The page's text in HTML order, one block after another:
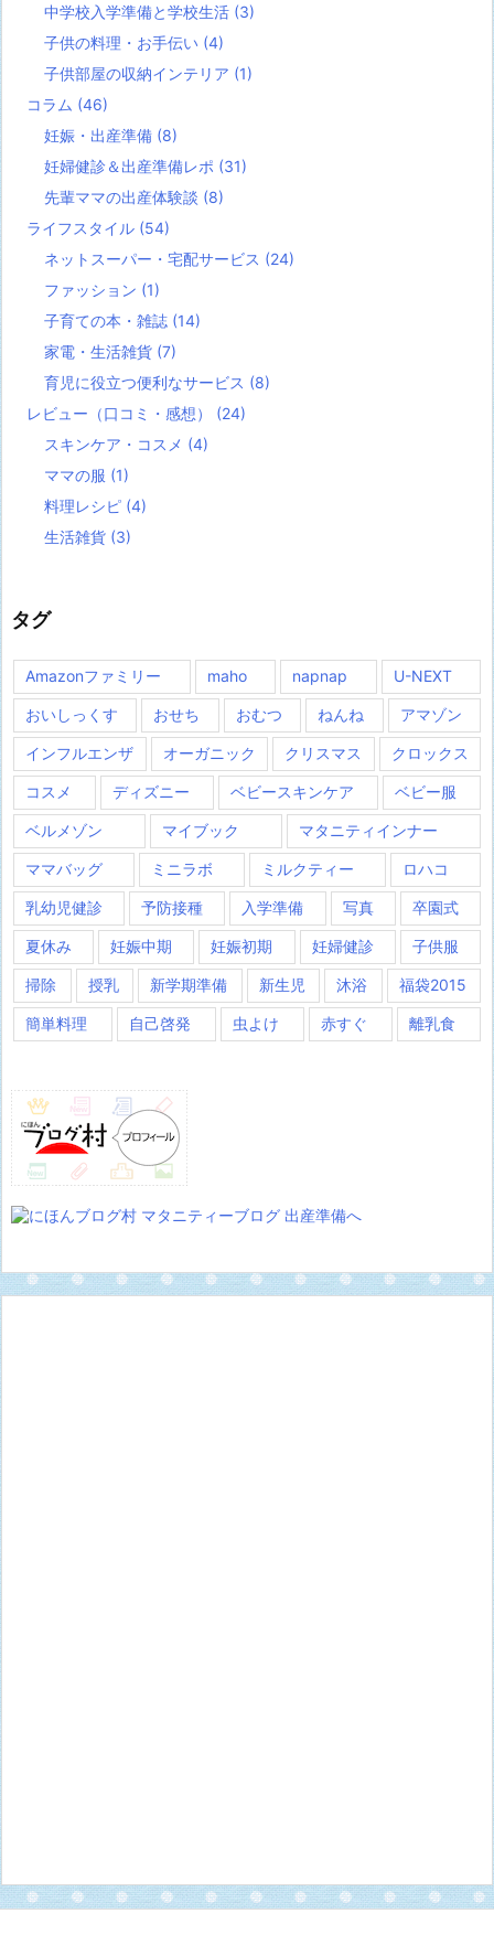
中学校入学準備と学校生活 (3)
子供の料理・お手伝い (4)
子供部屋の収納インテリア (1)
コラム (46)
妊娠・出産準備 (8)
妊婦健診＆出産準備レポ (31)
先輩ママの出産体験談 (8)
ライフスタイル (54)
ネットスーパー・宅配サービス (24)
ファッション (1)
子育ての本・雑誌 (14)
家電・生活雑貨 (7)
育児に役立つ便利なサービス (8)
レビュー（口コミ・感想） (24)
スキンケア・コスメ (4)
ママの服 (1)
料理レシピ (4)
生活雑貨 (3)
タグ
Amazonファミリー maho napnap U-NEXT
おいしっくす おせち おむつ ねんね アマゾン
インフルエンザ オーガニック クリスマス クロックス
コスメ ディズニー ベビースキンケア ベビー服
ベルメゾン マイブック マタニティインナー
ママバッグ ミニラボ ミルクティー ロハコ
乳幼児健診 予防接種 入学準備 写真 卒園式
夏休み 妊娠中期 妊娠初期 妊婦健診 子供服
掃除 授乳 新学期準備 新生児 沐浴 福袋2015
簡単料理 自己啓発 虫よけ 赤すぐ 離乳食